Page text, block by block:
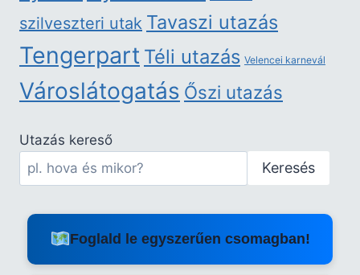
szilveszteri utak Tavaszi utazás
Tengerpart Téli utazás Velencei karnevál
Városlátogatás Őszi utazás
Utazás kereső
Keresés
Foglald le egyszerűen csomagban!